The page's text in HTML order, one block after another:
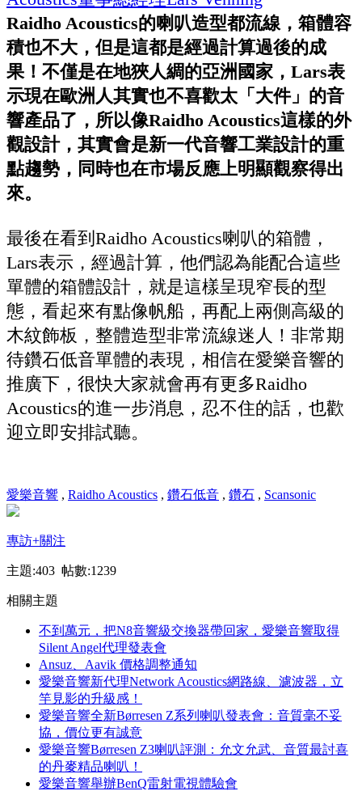
Raidho Acoustics的喇叭造型都流線，箱體容
積也不大，但是這都是經過計算過後的成
果！不僅是在地狹人綢的亞洲國家，Lars表
示現在歐洲人其實也不喜歡太「大件」的音
響產品了，所以像Raidho Acoustics這樣的外
觀設計，其實會是新一代音響工業設計的重
點趨勢，同時也在市場反應上明顯觀察得出
來。
最後在看到Raidho Acoustics喇叭的箱體，
Lars表示，經過計算，他們認為能配合這些
單體的箱體設計，就是這樣呈現窄長的型
態，看起來有點像帆船，再配上兩側高級的
木紋飾板，整體造型非常流線迷人！非常期
待鑽石低音單體的表現，相信在愛樂音響的
推廣下，很快大家就會再有更多Raidho
Acoustics的進一步消息，忍不住的話，也歡
迎立即安排試聽。
愛樂音響 , Raidho Acoustics , 鑽石低音 , 鑽石 , Scansonic
專訪+關注
主題:403 帖數:1239
相關主題
不到萬元，把N8音響級交換器帶回家，愛樂音響取得
Silent Angel代理發表會
Ansuz、Aavik 價格調整通知
愛樂音響新代理Network Acoustics網路線、濾波器，立
竿見影的升級感！
愛樂音響全新Børresen Z系列喇叭發表會：音質毫不妥
協，價位更有誠意
愛樂音響Børresen Z3喇叭評測：允文允武、音質最討喜
的丹麥精品喇叭！
愛樂音響舉辦BenQ雷射電視體驗會